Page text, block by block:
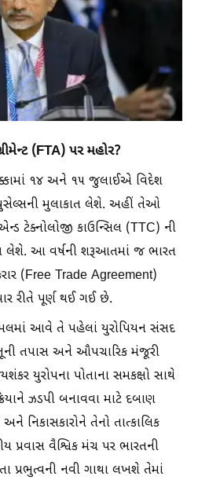
(FTA) પર મહોર?
૧૪ અને ૧૫ જુલાઈએ વિદેશ
મુલાકાત લેશે. અહીં તેઓ
ટેક્નોલોજી કાઉન્સિલ (TTC) ની
લેશે. આ વર્ષની શરૂઆતમાં જ ભારત
(Free Trade Agreement)
રીતે પૂર્ણ થઈ ગઈ છે.
આવે તે પહેલાં યુરોપિયન સંસદ
તપાસ અને ઔપચારિક મંજૂરી
યુરોપના પોતાના સમકક્ષો સાથે
ઝડપી બનાવવા માટે દબાણ
નિકાસકારોને તેનો તાત્કાલિક
વૈશ્વિક મંચ પર ભારતની
પ્રભુત્વની નવી ગાથા લખશે તેમાં